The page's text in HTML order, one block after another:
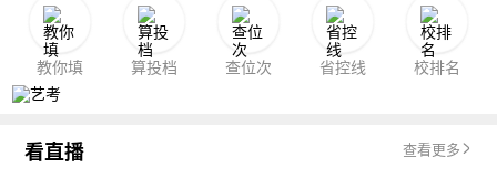
教你填 算投档 查位次 省控线 校排名
看直播 查看更多